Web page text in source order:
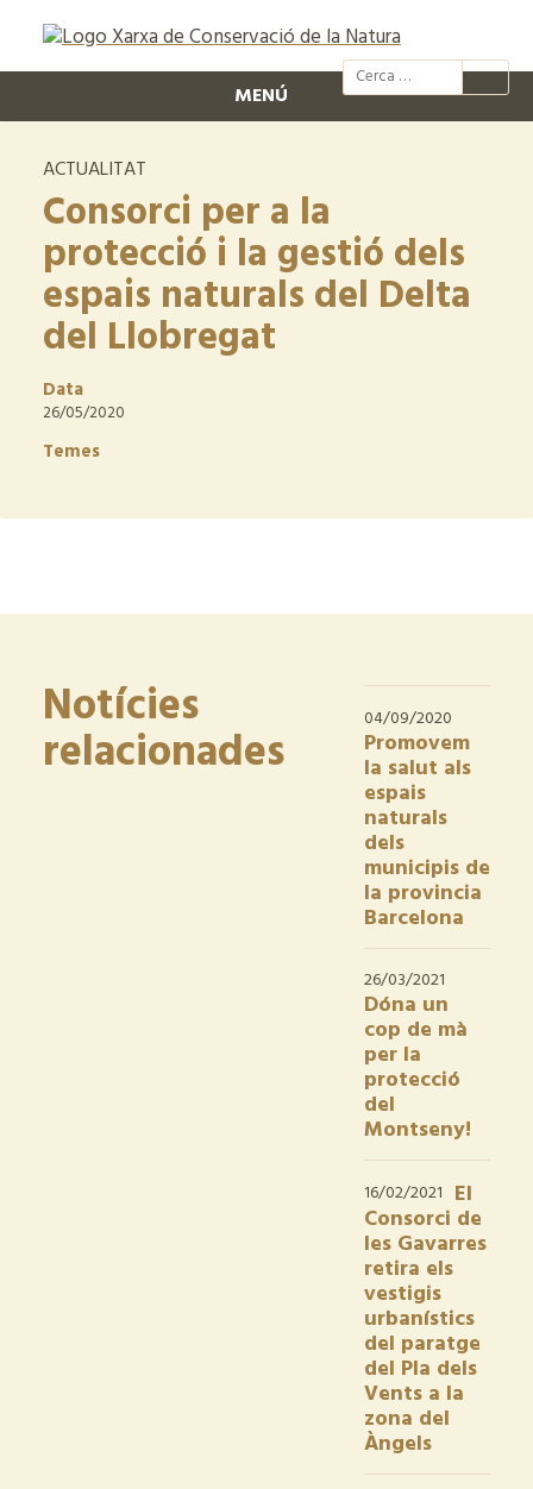
@xcn.cat
MENÚ
ACTUALITAT
Consorci per a la
protecció i la gestió dels
espais naturals del Delta
del Llobregat
Data
26/05/2020
Temes
Notícies
relacionades
04/09/2020
Promovem
la salut als
espais
naturals
dels
municipis de
la provincia
Barcelona
26/03/2021
Dóna un
cop de mà
per la
protecció
del
Montseny!
16/02/2021 El
Consorci de
les Gavarres
retira els
vestigis
urbanístics
del paratge
del Pla dels
Vents a la
zona del
Àngels